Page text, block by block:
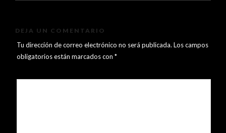
DEJA UN COMENTARIO
Tu dirección de correo electrónico no será publicada. Los campos
obligatorios están marcados con *